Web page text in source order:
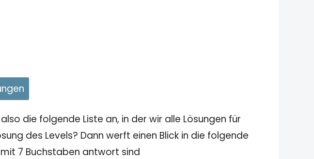
die folgende Liste an, in der wir alle Lösungen für
des Levels? Dann werft einen Blick in die folgende
7 Buchstaben antwort sind